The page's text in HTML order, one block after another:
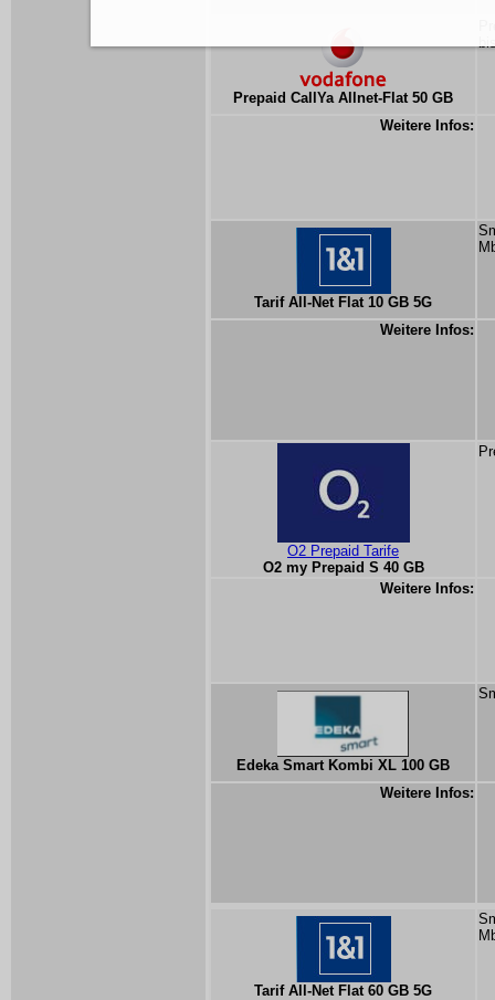
Prepaid CallYa Allnet-Flat 50 GB
Weitere Infos:
Tarif All-Net Flat 10 GB 5G
Weitere Infos:
O2 Prepaid Tarife
O2 my Prepaid S 40 GB
Weitere Infos:
Edeka Smart Kombi XL 100 GB
Weitere Infos:
Tarif All-Net Flat 60 GB 5G